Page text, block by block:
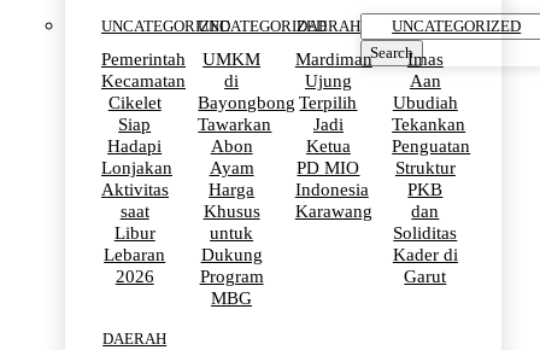
UNCATEGORIZED
Pemerintah
Kecamatan
Cikelet
Siap
Hadapi
Lonjakan
Aktivitas
saat
Libur
Lebaran
2026
UNCATEGORIZED
UMKM
di
Bayongbong
Tawarkan
Abon
Ayam
Harga
Khusus
untuk
Dukung
Program
MBG
DAERAH
Mardiman
Ujung
Terpilih
Jadi
Ketua
PD MIO
Indonesia
Karawang
UNCATEGORIZED
Imas
Aan
Ubudiah
Tekankan
Penguatan
Struktur
PKB
dan
Soliditas
Kader di
Garut
DAERAH
Search